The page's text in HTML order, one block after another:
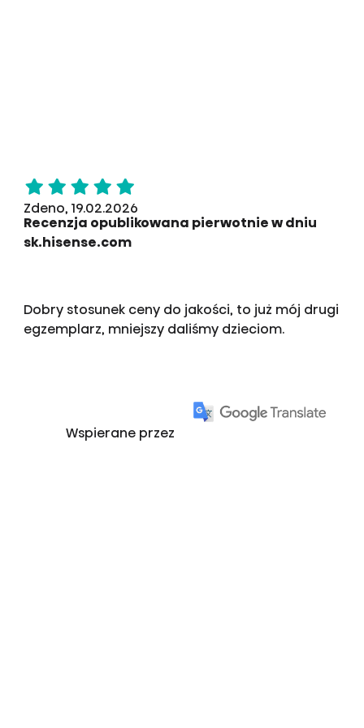
Zdeno, 19.02.2026
Recenzja opublikowana pierwotnie w dniu
sk.hisense.com
Dobry stosunek ceny do jakości, to już mój drugi
egzemplarz, mniejszy daliśmy dzieciom.
Wspierane przez